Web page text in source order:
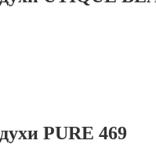
PURE 469